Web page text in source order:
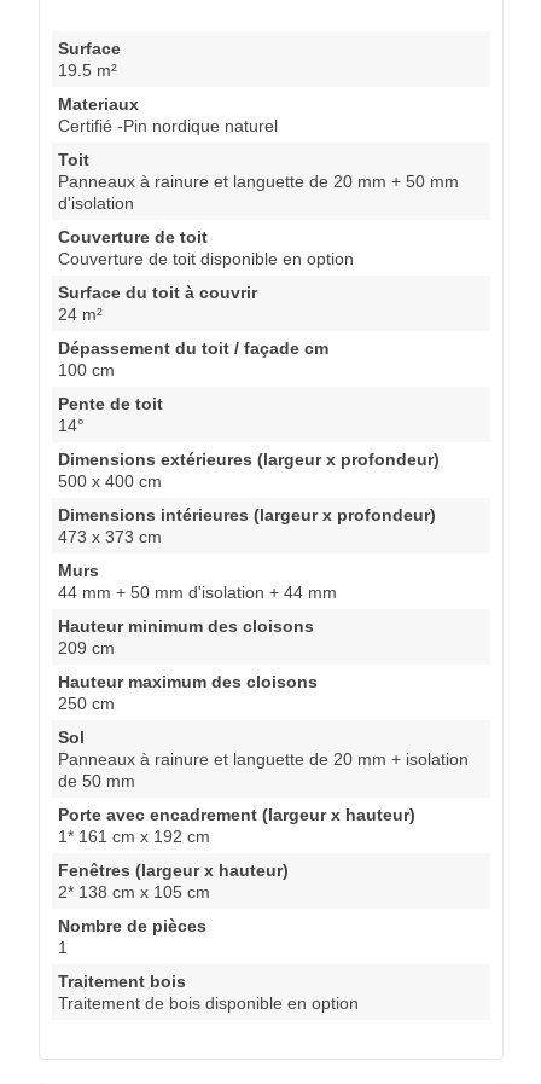
Surface
19.5 m²
Materiaux
Certifié -Pin nordique naturel
Toit
Panneaux à rainure et languette de 20 mm + 50 mm
d'isolation
Couverture de toit
Couverture de toit disponible en option
Surface du toit à couvrir
24 m²
Dépassement du toit / façade cm
100 cm
Pente de toit
14°
Dimensions extérieures (largeur x profondeur)
500 x 400 cm
Dimensions intérieures (largeur x profondeur)
473 x 373 cm
Murs
44 mm + 50 mm d'isolation + 44 mm
Hauteur minimum des cloisons
209 cm
Hauteur maximum des cloisons
250 cm
Sol
Panneaux à rainure et languette de 20 mm + isolation
de 50 mm
Porte avec encadrement (largeur x hauteur)
1* 161 cm x 192 cm
Fenêtres (largeur x hauteur)
2* 138 cm x 105 cm
Nombre de pièces
1
Traitement bois
Traitement de bois disponible en option